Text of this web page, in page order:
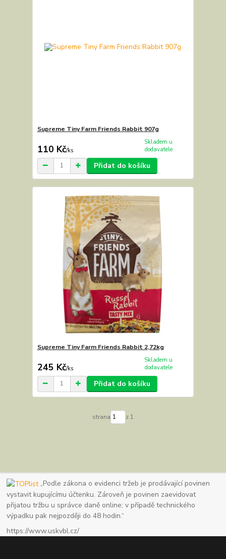
Supreme Tiny Farm Friends Rabbit 907g
110 Kč/ks
Skladem u
dodavatele
Přidat do košíku
Supreme Tiny Farm Friends Rabbit 2,72kg
245 Kč/ks
Skladem u
dodavatele
Přidat do košíku
strana z 1
„Podle zákona o evidenci tržeb je prodávající povinen
vystavit kupujícímu účtenku. Zároveň je povinen zaevidovat
přijatou tržbu u správce daně online; v případě technického
výpadku pak nejpozději do 48 hodin.“
https://www.uskvbl.cz/